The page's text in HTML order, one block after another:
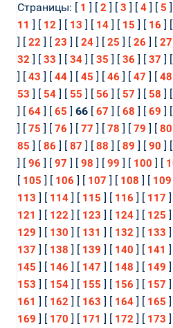
Страницы: [ 1 ] [2 ] [3 ] [4 ] [5
11 ] [ 12 ] [ 13 ] [ 14 ] [ 15 ] [ 16 ] [
] [22 ] [23 ] [24 ] [25 ] [26 ] [27
32 ] [33 ] [34 ] [35 ] [36 ] [37 ] [
] [43 ] [44 ] [45 ] [46 ] [47 ] [48
53 ] [54 ] [55 ] [56 ] [57 ] [58 ] [
] [64 ] [65 ] 66 [67 ] [68 ] [69 ] [
] [75 ] [76 ] [77 ] [78 ] [79 ] [80
85 ] [86 ] [87 ] [88 ] [89 ] [90 ] [
] [96 ] [97 ] [98 ] [99 ] [ 100 ] [
[ 105 ] [ 106 ] [ 107 ] [ 108 ] [ 109
113 ] [ 114 ] [ 115 ] [ 116 ] [ 117
121 ] [ 122 ] [ 123 ] [ 124 ] [ 125
129 ] [ 130 ] [ 131 ] [ 132 ] [ 133
137 ] [ 138 ] [ 139 ] [ 140 ] [ 141
145 ] [ 146 ] [ 147 ] [ 148 ] [ 149
153 ] [ 154 ] [ 155 ] [ 156 ] [ 157
161 ] [ 162 ] [ 163 ] [ 164 ] [ 165
169 ] [ 170 ] [ 171 ] [ 172 ] [ 173